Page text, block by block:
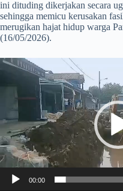
ini dituding dikerjakan secara
sehingga memicu kerusakan
merugikan hajat hidup warga
(16/05/2026).
Pemutar
Video
00:00